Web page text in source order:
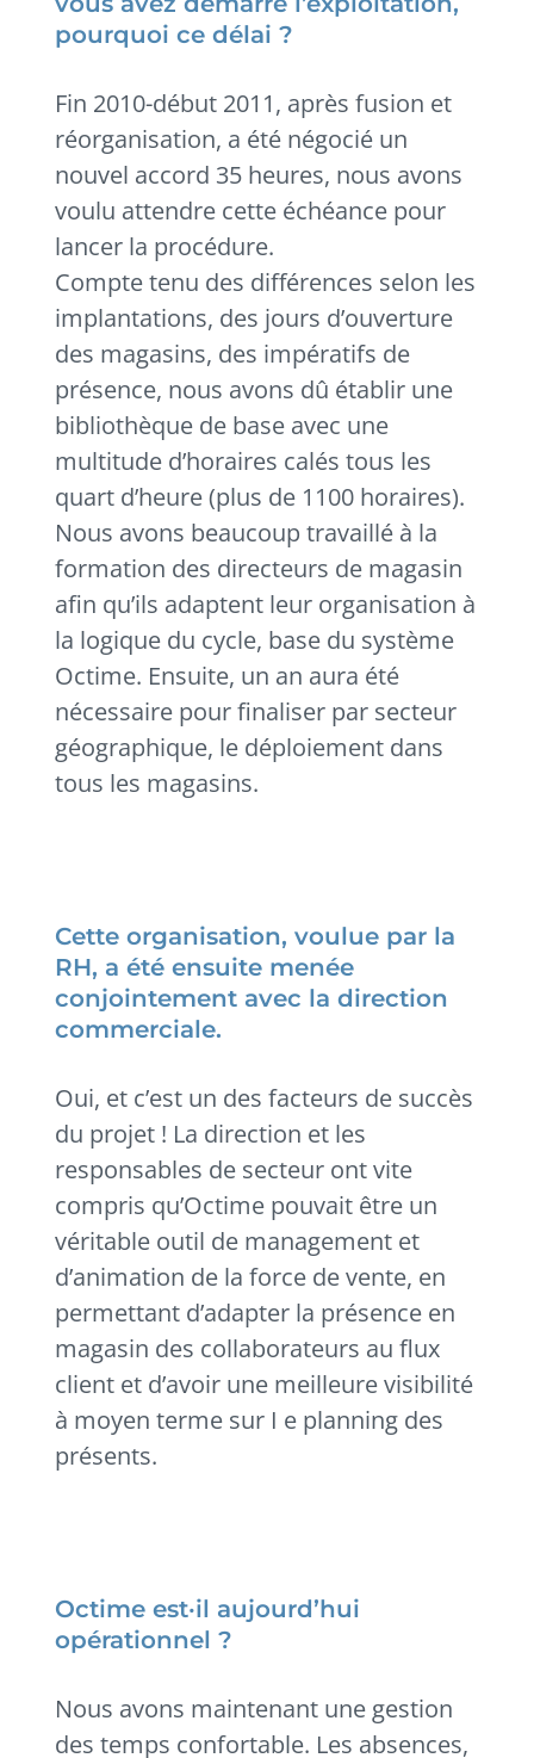
pourquoi ce délai ?
Fin 2010-début 2011, après fusion et
réorganisation, a été négocié un
nouvel accord 35 heures, nous avons
voulu attendre cette échéance pour
lancer la procédure.
Compte tenu des différences selon les
implantations, des jours d’ouverture
des magasins, des impératifs de
présence, nous avons dû établir une
bibliothèque de base avec une
multitude d’horaires calés tous les
quart d’heure (plus de 1100 horaires).
Nous avons beaucoup travaillé à la
formation des directeurs de magasin
afin qu’ils adaptent leur organisation à
la logique du cycle, base du système
Octime. Ensuite, un an aura été
nécessaire pour finaliser par secteur
géographique, le déploiement dans
tous les magasins.
Cette organisation, voulue par la
RH, a été ensuite menée
conjointement avec la direction
commerciale.
Oui, et c’est un des facteurs de succès
du projet ! La direction et les
responsables de secteur ont vite
compris qu’Octime pouvait être un
véritable outil de management et
d’animation de la force de vente, en
permettant d’adapter la présence en
magasin des collaborateurs au flux
client et d’avoir une meilleure visibilité
à moyen terme sur I e planning des
présents.
Octime est·il aujourd’hui
opérationnel ?
Nous avons maintenant une gestion
des temps confortable. Les absences,